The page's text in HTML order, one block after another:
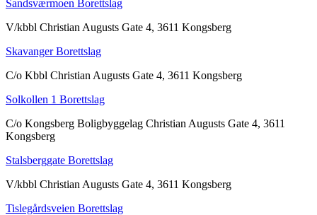
Sandsværmoen Borettslag
V/kbbl Christian Augusts Gate 4, 3611 Kongsberg
Skavanger Borettslag
C/o Kbbl Christian Augusts Gate 4, 3611 Kongsberg
Solkollen 1 Borettslag
C/o Kongsberg Boligbyggelag Christian Augusts Gate 4, 3611
Kongsberg
Stalsberggate Borettslag
V/kbbl Christian Augusts Gate 4, 3611 Kongsberg
Tislegårdsveien Borettslag